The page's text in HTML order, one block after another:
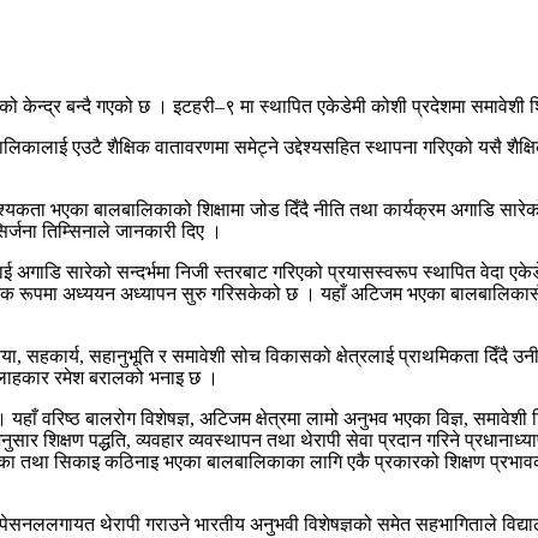
बन्दै गएको छ । इटहरी–९ मा स्थापित एकेडेमी कोशी प्रदेशमा समावेशी
एउटै शैक्षिक वातावरणमा समेट्ने उद्देश्यसहित स्थापना गरिएको यसै
भएका बालबालिकाको शिक्षामा जोड दिँदै नीति तथा कार्यक्रम अगाडि
तिम्सिनाले जानकारी दिए ।
अगाडि सारेको सन्दर्भमा निजी स्तरबाट गरिएको प्रयासस्वरूप स्थापित वेदा
रूपमा अध्ययन अध्यापन सुरु गरिसकेको छ । यहाँ अटिजम भएका
सहानुभूति र समावेशी सोच विकासको क्षेत्रलाई प्राथमिकता दिँदै
रमेश बरालको भनाइ छ ।
बालरोग विशेषज्ञ, अटिजम क्षेत्रमा लामो अनुभव भएका विज्ञ, समावेशी
पद्धति, व्यवहार व्यवस्थापन तथा थेरापी सेवा प्रदान गरिने
सिकाइ कठिनाइ भएका बालबालिकाका लागि एकै प्रकारको शिक्षण
थेरापी गराउने भारतीय अनुभवी विशेषज्ञको समेत सहभागिताले